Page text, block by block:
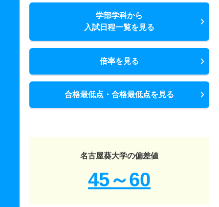
学部学科から
入試日程一覧を見る
倍率を見る
合格最低点・合格最低点を見る
名古屋葵大学の偏差値
45～60